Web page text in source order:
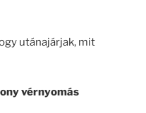
utánajárjak, mit
vérnyomás